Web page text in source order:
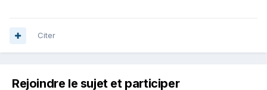
Citer
Rejoindre le sujet et participer